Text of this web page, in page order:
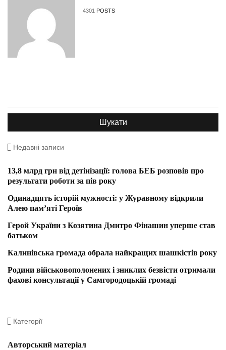
4301 POSTS
Недавні записи
13,8 млрд грн від детінізації: голова БЕБ розповів про
результати роботи за пів року
Одинадцять історій мужності: у Журавному відкрили
Алею пам’яті Героїв
Герой України з Козятина Дмитро Фінашин уперше став
батьком
Калинівська громада обрала найкращих шашкістів року
Родини військовополонених і зниклих безвісти отримали
фахові консультації у Самгородоцькій громаді
Категорії
Авторський матеріал